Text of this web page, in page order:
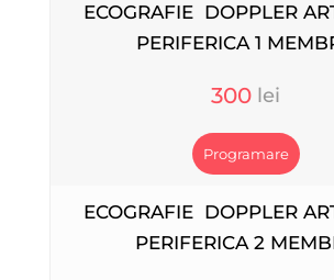
ECOGRAFIE DOPPLER
PERIFERICA 1
300
Programare
ECOGRAFIE DOPPLER
PERIFERICA 2